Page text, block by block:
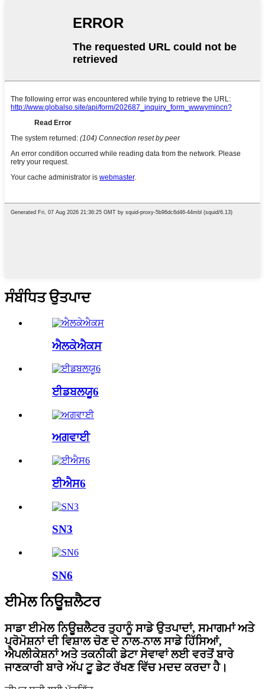
ਸੰਬੰਧਿਤ ਉਤਪਾਦ
ਐਲਕੇਐਕਸ
ਈਡਬਲਯੂ6
ਅਗਵਾਈ
ਈਐਸ6
SN3
SN6
ਈਮੇਲ ਨਿਊਜ਼ਲੈਟਰ
ਸਾਡਾ ਈਮੇਲ ਨਿਊਜ਼ਲੈਟਰ ਤੁਹਾਨੂੰ ਸਾਡੇ ਉਤਪਾਦਾਂ, ਸਮਾਗਮਾਂ ਅਤੇ
ਪ੍ਰੋਮੋਸ਼ਨਾਂ ਦੀ ਵਿਸ਼ਾਲ ਚੋਣ ਦੇ ਨਾਲ-ਨਾਲ ਸਾਡੇ ਹਿੱਸਿਆਂ,
ਐਪਲੀਕੇਸ਼ਨਾਂ ਅਤੇ ਤਕਨੀਕੀ ਡੇਟਾ ਸੇਵਾਵਾਂ ਲਈ ਵਰਤੋਂ ਬਾਰੇ
ਜਾਣਕਾਰੀ ਬਾਰੇ ਅੱਪ ਟੂ ਡੇਟ ਰੱਖਣ ਵਿੱਚ ਮਦਦ ਕਰਦਾ ਹੈ।